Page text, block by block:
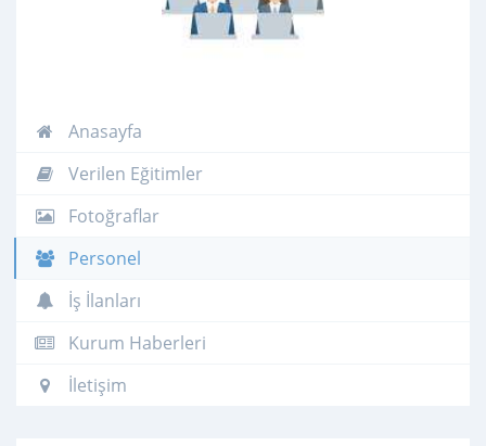
Anasayfa
Verilen Eğitimler
Fotoğraflar
Personel
İş İlanları
Kurum Haberleri
İletişim